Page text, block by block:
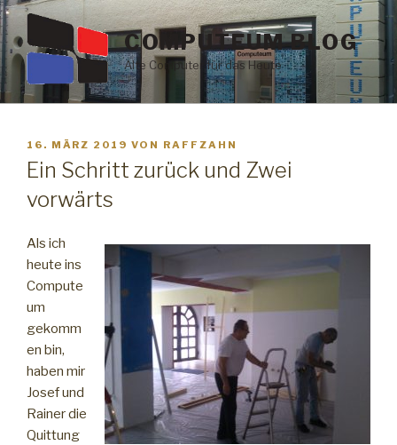
Zum
Inhalt
springen
COMPUTEUM BLOG
Alte Computer für das Heute
VERÖFFENTLICHT
AM
16. MÄRZ 2019 VON RAFFZAHN
Ein Schritt zurück und Zwei
vorwärts
Als ich
heute ins
Compute
um
gekomm
en bin,
haben mir
Josef und
Rainer die
Quittung